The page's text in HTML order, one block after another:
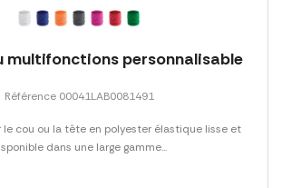
multifonctions personnalisable
Référence 00041LAB0081491
cou ou la tête en polyester élastique lisse et
dans une large gamme...